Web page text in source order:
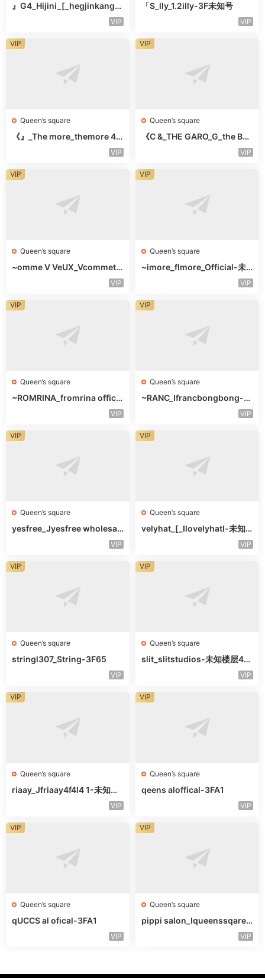
』G4_Hijini_[_hegjinkang-
VIP
「S_lly_1.2illy-3F未知号
VIP
Queen’s square
《』_The more_themore 41
VIP
VIP
Queen’s square
《C &_THE GARO_G_the Bar
VIP
VIP
Queen’s square
~omme V VeUX_Vcommetu
VIP
VIP
Queen’s square
~imore_flmore_Official-未
VIP
VIP
Queen’s square
~ROMRINA_fromrina officia
VIP
VIP
Queen’s square
~RANC_Ifrancbongbong-未
VIP
VIP
Queen’s square
yesfree_Jyesfree wholesal
VIP
VIP
Queen’s square
velyhat_[_Ilovelyhatl-未知
VIP
VIP
Queen’s square
stringl307_String-3F65
VIP
VIP
Queen’s square
slit_slitstudios-未知楼层415
VIP
VIP
Queen’s square
riaay_Jfriaay4f4l4 1-未知楼
VIP
VIP
Queen’s square
qeens aloffical-3FA1
VIP
VIP
Queen’s square
qUCCS al ofical-3FA1
VIP
VIP
Queen’s square
pippi salon_Iqueenssqareo
VIP
VIP